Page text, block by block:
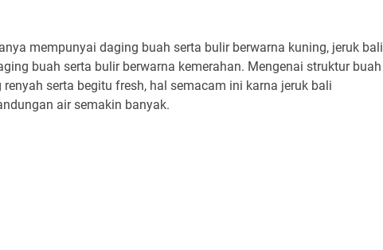
mempunyai daging buah serta bulir berwarna kuning, jeruk bali
buah serta bulir berwarna kemerahan. Mengenai struktur buah
renyah serta begitu fresh, hal semacam ini karna jeruk bali
air semakin banyak.